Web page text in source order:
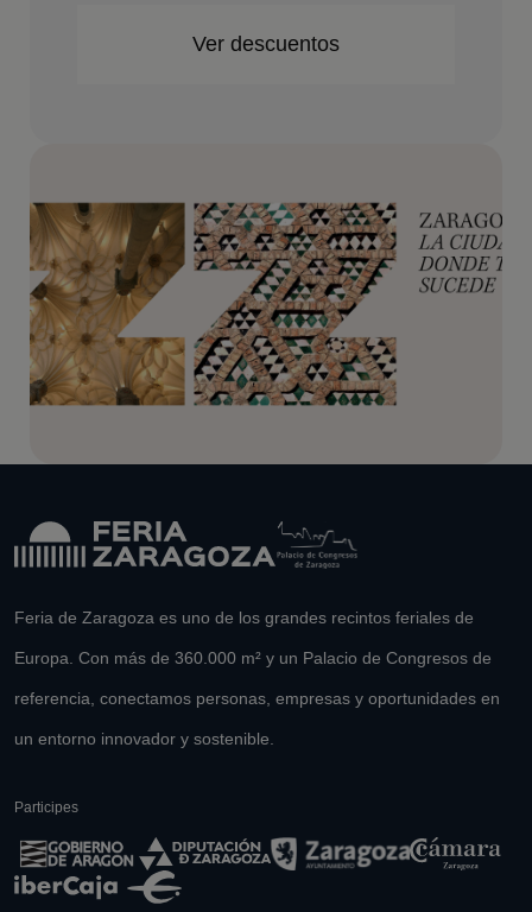
Ver descuentos
Feria de Zaragoza es uno de los grandes recintos feriales de
Europa. Con más de 360.000 m² y un Palacio de Congresos de
referencia, conectamos personas, empresas y oportunidades en
un entorno innovador y sostenible.
Participes